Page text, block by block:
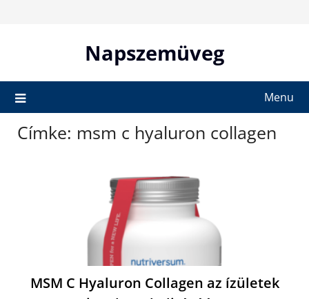
Napszemüveg
Menu
Címke: msm c hyaluron collagen
MSM C Hyaluron Collagen az ízületek